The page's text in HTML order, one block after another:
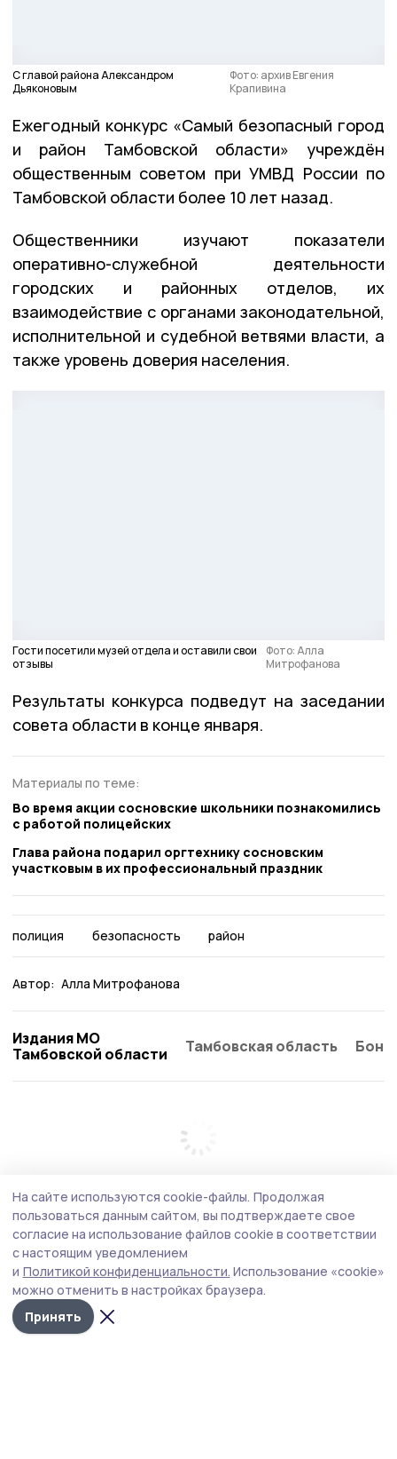
С главой района Александром
Дьяконовым
Фото: архив Евгения
Крапивина
Ежегодный конкурс «Самый безопасный город
и район Тамбовской области» учреждён
общественным советом при УМВД России по
Тамбовской области более 10 лет назад.
Общественники изучают показатели
оперативно-служебной деятельности
городских и районных отделов, их
взаимодействие с органами законодательной,
исполнительной и судебной ветвями власти, а
также уровень доверия населения.
Гости посетили музей отдела и оставили свои
отзывы
Фото: Алла
Митрофанова
Результаты конкурса подведут на заседании
совета области в конце января.
Материалы по теме:
Во время акции сосновские школьники познакомились
с работой полицейских
Глава района подарил оргтехнику сосновским
участковым в их профессиональный праздник
полиция безопасность район
Автор: Алла Митрофанова
Издания МО
Тамбовской области
Тамбовская область
На сайте используются cookie-файлы. Продолжая
пользоваться данным сайтом, вы подтверждаете свое
согласие на использование файлов cookie в соответствии
с настоящим уведомлением
и Политикой конфиденциальности. Использование «cookie»
можно отменить в настройках браузера.
Принять